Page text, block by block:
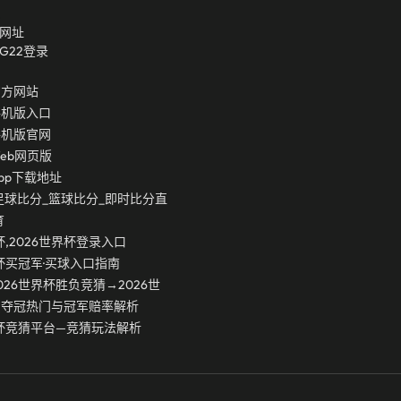
址
登录
网站
版入口
版官网
网页版
下载地址
比分_篮球比分_即时比分直
,2026世界杯登录入口
冠军·买球入口指南
世界杯胜负竞猜→2026世
冠热门与冠军赔率解析
竞猜平台—竞猜玩法解析